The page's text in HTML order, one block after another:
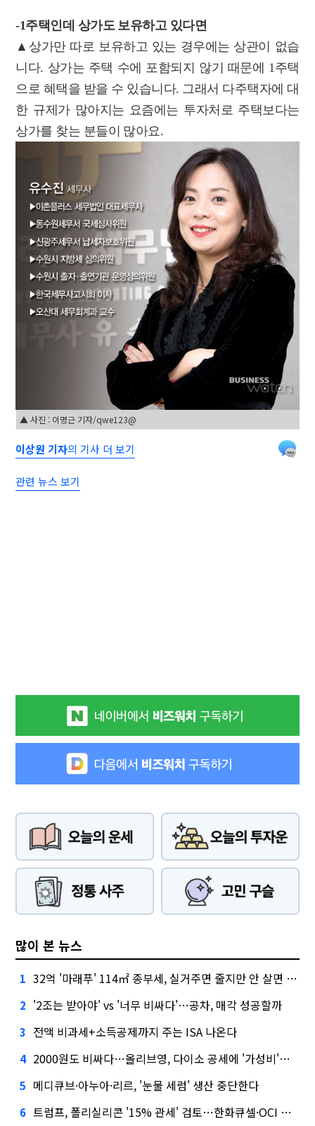
-1주택인데 상가도 보유하고 있다면
▲상가만 따로 보유하고 있는 경우에는 상관이 없습
니다. 상가는 주택 수에 포함되지 않기 때문에 1주택
으로 혜택을 받을 수 있습니다. 그래서 다주택자에 대
한 규제가 많아지는 요즘에는 투자처로 주택보다는
상가를 찾는 분들이 많아요.
▲ 사진 : 이명근 기자/qwe123@
이상원 기자의 기사 더 보기
관련 뉴스 보기
많이 본 뉴스
1 32억 '마래푸' 114㎡ 종부세, 실거주면 줄지만 안 살면 2.5배
2 '2조는 받아야' vs '너무 비싸다'…공차, 매각 성공할까
3 전액 비과세+소득공제까지 주는 ISA 나온다
4 2000원도 비싸다…올리브영, 다이소 공세에 '가성비'로 맞불
5 메디큐브·아누아·리르, '눈물 세럼' 생산 중단한다
6 트럼프, 폴리실리콘 '15% 관세' 검토…한화큐셀·OCI 영향은?